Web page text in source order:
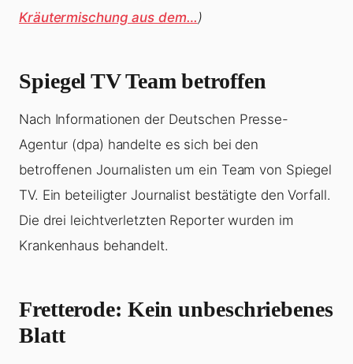
Kräutermischung aus dem… )
Spiegel TV Team betroffen
Nach Informationen der Deutschen Presse-
Agentur (dpa) handelte es sich bei den
betroffenen Journalisten um ein Team von Spiegel
TV. Ein beteiligter Journalist bestätigte den Vorfall.
Die drei leichtverletzten Reporter wurden im
Krankenhaus behandelt.
Fretterode: Kein unbeschriebenes
Blatt